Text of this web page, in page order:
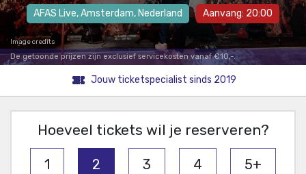
AFAS Live,Amsterdam, Nederland Aanvang: 20:00
Image credits
De getoonde prijzen zijn exclusief servicekosten vanaf €10,-.
Jouw ticketspecialist sinds 2019
Hoeveel tickets wil je reserveren?
1 2 3 4 5+